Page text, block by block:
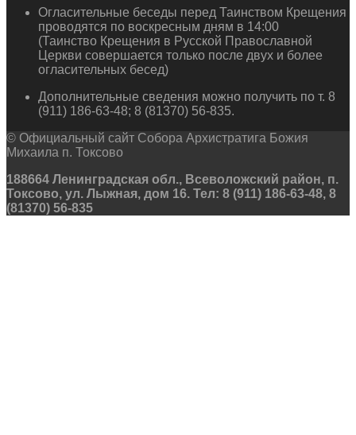
Огласительные беседы перед Таинством Крещения
проводятся по воскресным дням в 14:00
(Таинство Крещения в Русской Православной
Церкви совершается только после двух и более
огласительных бесед)
Дополнительные сведения можно получить по т. 8
(911) 186-63-48; 8 (81370) 56-835.
© Официальный сайт Собора Архистратига Божия
Михаила п. Токсово
188664 Ленинградская обл., Всеволожский район, п.
Токсово, ул. Лыжная, дом 16. Тел: 8 (911) 186-63-48, 8
(81370) 56-835